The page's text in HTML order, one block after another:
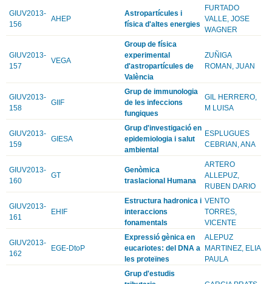
GIUV2013-
156
AHEP
Astropartícules i
física d'altes energies
FURTADO
VALLE, JOSE
WAGNER
GIUV2013-
157
VEGA
Group de física
experimental
d'astropartícules de
València
ZUÑIGA
ROMAN, JUAN
GIUV2013-
158
GIIF
Grup de immunologia
de les infeccions
fungiques
GIL HERRERO,
M LUISA
GIUV2013-
159
GIESA
Grup d'investigació en
epidemiologia i salut
ambiental
ESPLUGUES
CEBRIAN, ANA
GIUV2013-
160
GT
Genòmica
traslacional Humana
ARTERO
ALLEPUZ,
RUBEN DARIO
GIUV2013-
161
EHIF
Estructura hadronica i
interaccions
fonamentals
VENTO
TORRES,
VICENTE
GIUV2013-
162
EGE-DtoP
Expressió gènica en
eucariotes: del DNA a
les proteïnes
ALEPUZ
MARTINEZ, ELIA
PAULA
Grup d'estudis